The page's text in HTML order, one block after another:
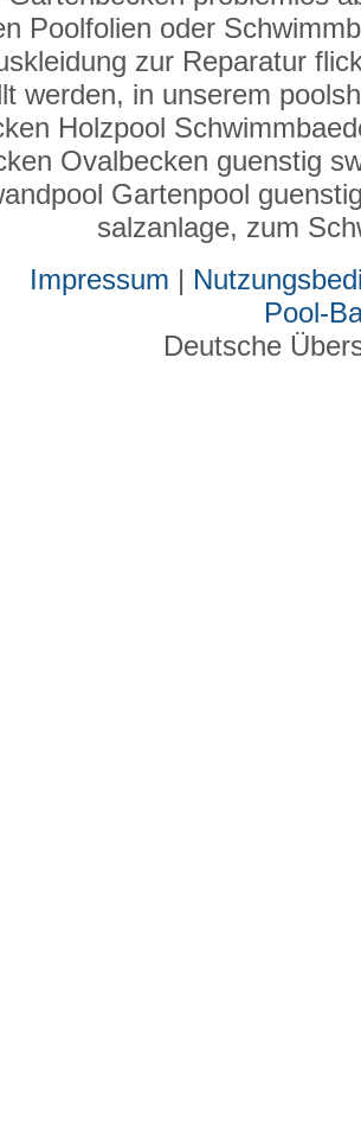
Poolfolien oder
zur Reparatur
werden, in unserem
Holzpool
Ovalbecken guenstig
Gartenpool
salzanlage, zum
Impressum |
Pool-
Deutsche